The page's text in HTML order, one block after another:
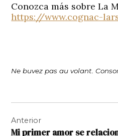
Conozca más sobre La
https://www.cognac-
Ne buvez pas au volant.
de
Anterior
Mi primer amor se